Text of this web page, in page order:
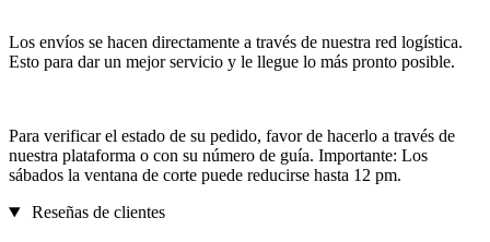
Los envíos se hacen directamente a través de nuestra red logística.
Esto para dar un mejor servicio y le llegue lo más pronto posible.
Para verificar el estado de su pedido, favor de hacerlo a través de
nuestra plataforma o con su número de guía. Importante: Los
sábados la ventana de corte puede reducirse hasta 12 pm.
Reseñas de clientes